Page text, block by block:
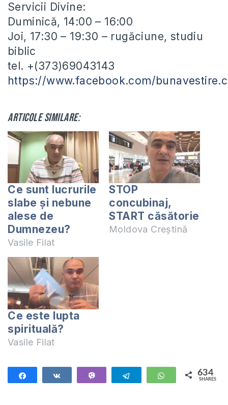
Servicii Divine:
Duminică, 14:00 – 16:00
Joi, 17:30 – 19:30 – rugăciune, studiu
biblic
tel. +(373)69043143
https://www.facebook.com/
Articole similare:
Ce sunt lucrurile
slabe și nebune
alese de
Dumnezeu?
Vasile Filat
STOP
concubinaj,
START căsătorie
Moldova Creștină
Ce este lupta
spirituală?
Vasile Filat
Telegram WhatsApp
634
SHARES